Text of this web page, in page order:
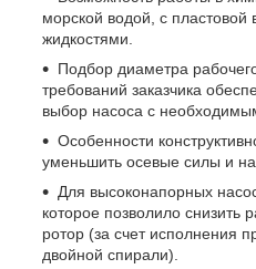
морской водой, с пластовой
жидкостями.
Подбор диаметра
требований заказчика
выбор насоса с
Особенности
уменьшить осевые силы и
Для высоконапорных
которое позволило снизить
ротор (за счет исполнения
двойной спирали).